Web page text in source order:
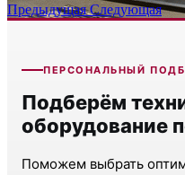
ПредыдущаяСледующая
ПЕРСОНАЛЬНЫЙ
Подберём
оборудование
Поможем выбрать